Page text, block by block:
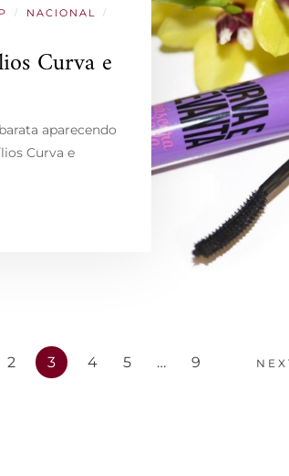
/ NACIONAL /
Curva e
aparecendo
Curva e
2 3 4 5 … 9